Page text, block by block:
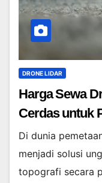
DRONE LIDAR
Harga Sewa
Cerdas untuk
Di dunia
menjadi solusi
topografi secara